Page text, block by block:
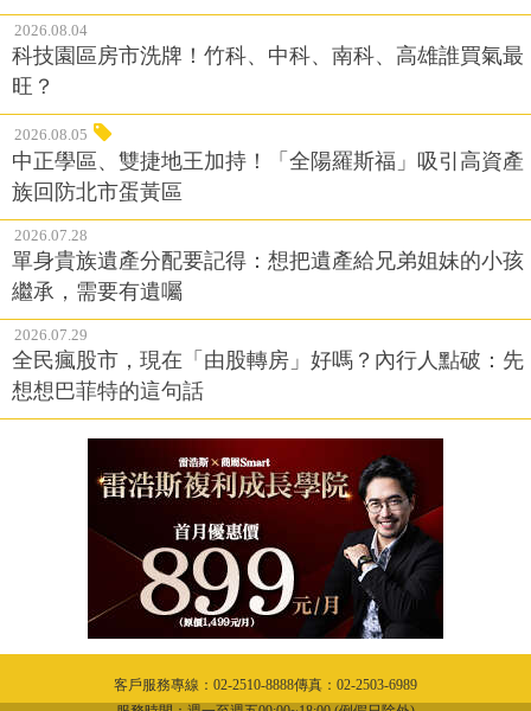
2026.08.04
科技園區房市洗牌！竹科、中科、南科、高雄誰買氣最
旺？
2026.08.05
中正學區、雙捷地王加持！「全陽羅斯福」吸引高資產
族回防北市蛋黃區
2026.07.28
單身貴族遺產分配要記得：想把遺產給兄弟姐妹的小孩
繼承，需要有遺囑
2026.07.29
全民瘋股市，現在「由股轉房」好嗎？內行人點破：先
想想巴菲特的這句話
客戶服務專線：02-2510-8888傳真：02-2503-6989